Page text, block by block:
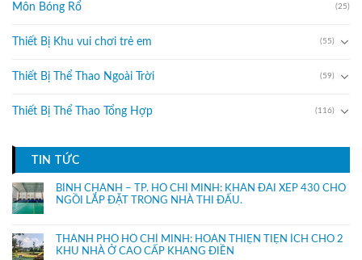
Môn Bóng Rổ (25)
Thiết Bị Khu vui chơi trẻ em (55)
Thiết Bị Thể Thao Ngoài Trời (59)
Thiết Bị Thể Thao Tổng Hợp (116)
TIN TỨC
BÌNH CHÁNH – TP. HỒ CHÍ MINH: KHÁN ĐÀI XẾP 430 CHỔ
NGỒI LẮP ĐẶT TRONG NHÀ THI ĐẤU.
THÀNH PHỐ HỒ CHÍ MINH: HOÀN THIỆN TIỆN ÍCH CHO 2
KHU NHÀ Ở CAO CẤP KHANG ĐIỀN